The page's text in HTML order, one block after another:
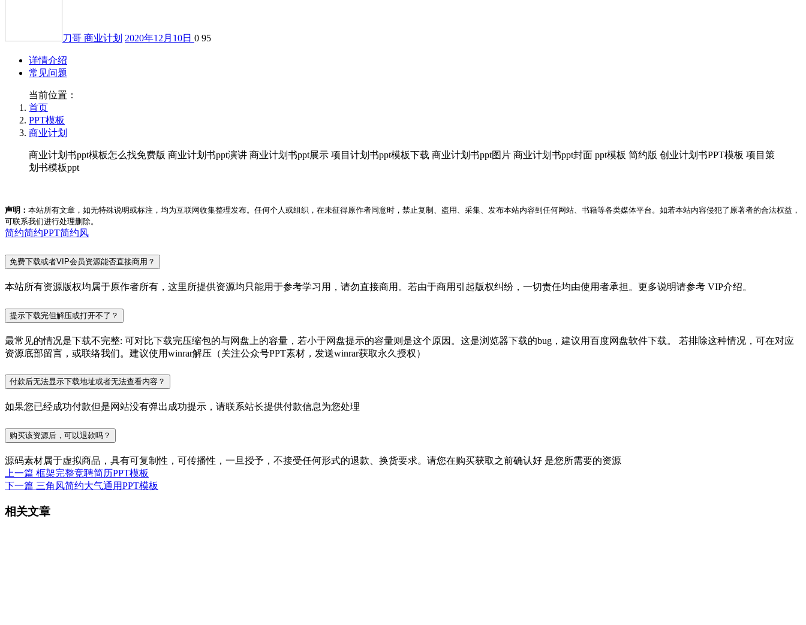
刀哥 商业计划 2020年12月10日 0 95
详情介绍
常见问题
当前位置：
首页
PPT模板
商业计划
商业计划书ppt模板怎么找免费版 商业计划书ppt演讲 商业计划书ppt展示 项目计划书ppt模板下载 商业计划书ppt图片 商业计划书ppt封面 ppt模板 简约版 创业计划书PPT模板 项目策
划书模板ppt
声明： 本站所有文章，如无特殊说明或标注，均为互联网收集整理发布。任何个人或组织，在未征得原作者同意时，禁止复制、盗用、采集、发布本站内容到任何网站、书籍等各类媒体平台。如若本站内容侵犯了原著者的合法权益，
可联系我们进行处理删除。
简约简约PPT简约风
免费下载或者VIP会员资源能否直接商用？
本站所有资源版权均属于原作者所有，这里所提供资源均只能用于参考学习用，请勿直接商用。若由于商用引起版权纠纷，一切责任均由使用者承担。更多说明请参考 VIP介绍。
提示下载完但解压或打开不了？
最常见的情况是下载不完整: 可对比下载完压缩包的与网盘上的容量，若小于网盘提示的容量则是这个原因。这是浏览器下载的bug，建议用百度网盘软件下载。 若排除这种情况，可在对应
资源底部留言，或联络我们。建议使用winrar解压（关注公众号PPT素材，发送winrar获取永久授权）
付款后无法显示下载地址或者无法查看内容？
如果您已经成功付款但是网站没有弹出成功提示，请联系站长提供付款信息为您处理
购买该资源后，可以退款吗？
源码素材属于虚拟商品，具有可复制性，可传播性，一旦授予，不接受任何形式的退款、换货要求。请您在购买获取之前确认好 是您所需要的资源
上一篇 框架完整竞聘简历PPT模板
下一篇 三角风简约大气通用PPT模板
相关文章